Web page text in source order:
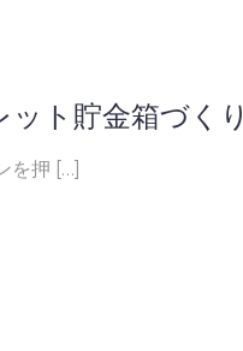
ト貯金箱づくり
を押 […]